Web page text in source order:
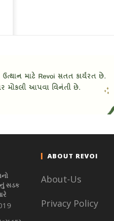
સડક
ABOUT REVOI
About-Us
Privacy Policy